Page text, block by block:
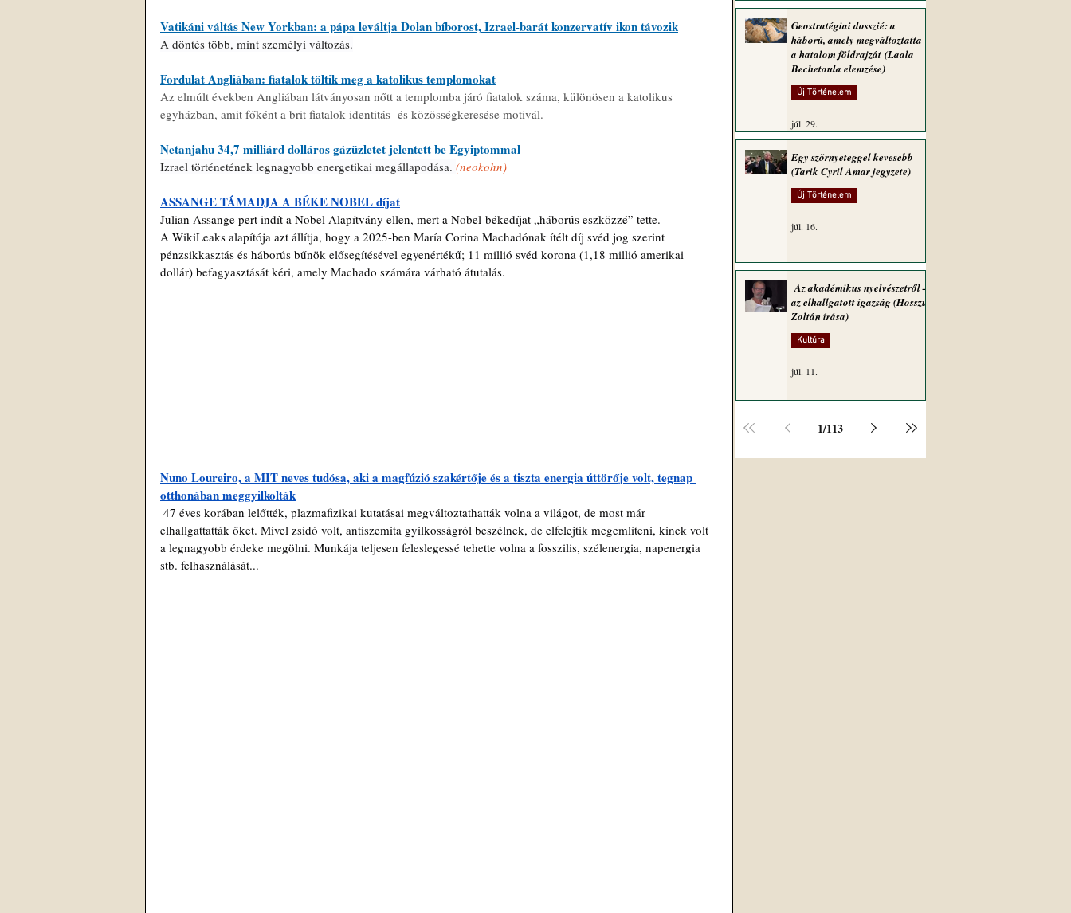
Vatikáni váltás New Yorkban: a pápa leváltja Dolan bíborost, Izrael-barát konzervatív ikon távozik
A döntés több, mint személyi változás.
Fordulat Angliában: fiatalok töltik meg a katolikus templomokat
Az elmúlt években Angliában látványosan nőtt a templomba járó fiatalok száma, különösen a katolikus
egyházban, amit főként a brit fiatalok identitás- és közösségkeresése motivál.
Netanjahu 34,7 milliárd dolláros gázüzletet jelentett be Egyiptommal
Izrael történetének legnagyobb energetikai megállapodása. (neokohn)
ASSANGE TÁMADJA A BÉKE NOBEL díjat
Julian Assange pert indít a Nobel Alapítvány ellen, mert a Nobel-békedíjat „háborús eszközzé” tette.
A WikiLeaks alapítója azt állítja, hogy a 2025-ben María Corina Machadónak ítélt díj svéd jog szerint
pénzsikkasztás és háborús bűnök elősegítésével egyenértékű; 11 millió svéd korona (1,18 millió amerikai
dollár) befagyasztását kéri, amely Machado számára várható átutalás.
Nuno Loureiro, a MIT neves tudósa, aki a magfúzió szakértője és a tiszta energia úttörője volt, tegnap
otthonában meggyilkolták
elhallgattatták őket. Mivel zsidó volt, antiszemita gyilkosságról beszélnek, de elfelejtik megemlíteni, kinek volt
a legnagyobb érdeke megölni. Munkája teljesen feleslegessé tehette volna a fosszilis, szélenergia, napenergia
stb. felhasználását...
Geostratégiai dosszié: a
háború, amely megváltoztatta
a hatalom földrajzát (Laala
Bechetoula elemzése)
Új Történelem
júl. 29.
Egy szörnyeteggel kevesebb
(Tarik Cyril Amar jegyzete)
Új Történelem
júl. 16.
Az akadémikus nyelvészetről –
az elhallgatott igazság (Hosszú
Zoltán írása)
Kultúra
júl. 11.
1/113